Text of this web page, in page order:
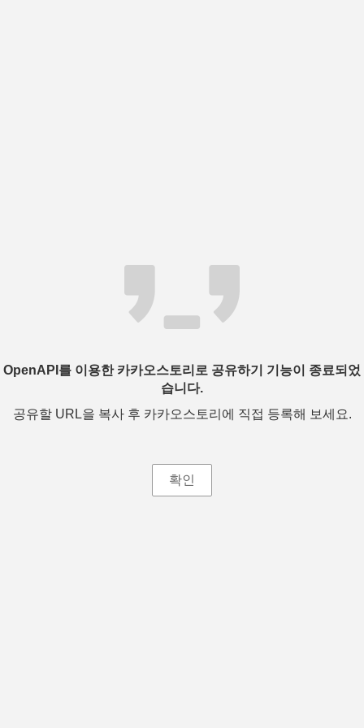
OpenAPI를 이용한 카카오스토리로 공유하기 기능이 종료되었
습니다.
공유할 URL을 복사 후 카카오스토리에 직접 등록해 보세요.
확인